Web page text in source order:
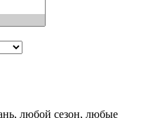
любой сезон, любые